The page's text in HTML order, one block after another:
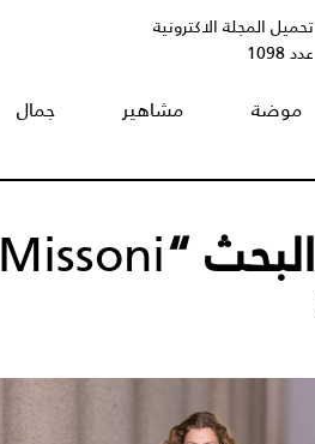
تحميل المجلة الاكترونية
عدد 1098
موضة مشاهير جمال
“
Missoni